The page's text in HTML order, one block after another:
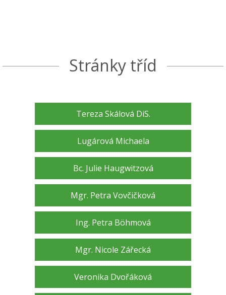
Stránky tříd
Tereza Skálová DiS.
Lugárová Michaela
Bc. Julie Haugwitzová
Mgr. Petra Vovčičková
Ing. Petra Böhmová
Mgr. Nicole Zářecká
Veronika Dvořáková